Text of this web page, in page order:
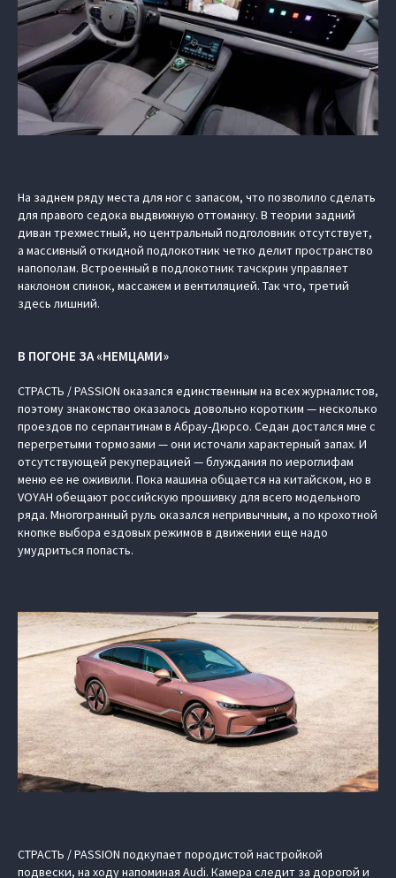
На заднем ряду места для ног с запасом, что позволило сделать
для правого седока выдвижную оттоманку. В теории задний
диван трехместный, но центральный подголовник отсутствует,
а массивный откидной подлокотник четко делит пространство
напополам. Встроенный в подлокотник тачскрин управляет
наклоном спинок, массажем и вентиляцией. Так что, третий
здесь лишний.
В ПОГОНЕ ЗА «НЕМЦАМИ»
СТРАСТЬ / PASSION оказался единственным на всех журналистов,
поэтому знакомство оказалось довольно коротким — несколько
проездов по серпантинам в Абрау-Дюрсо. Седан достался мне с
перегретыми тормозами — они источали характерный запах. И
отсутствующей рекуперацией — блуждания по иероглифам
меню ее не оживили. Пока машина общается на китайском, но в
VOYAH обещают российскую прошивку для всего модельного
ряда. Многогранный руль оказался непривычным, а по крохотной
кнопке выбора ездовых режимов в движении еще надо
умудриться попасть.
СТРАСТЬ / PASSION подкупает породистой настройкой
подвески, на ходу напоминая Audi. Камера следит за дорогой и